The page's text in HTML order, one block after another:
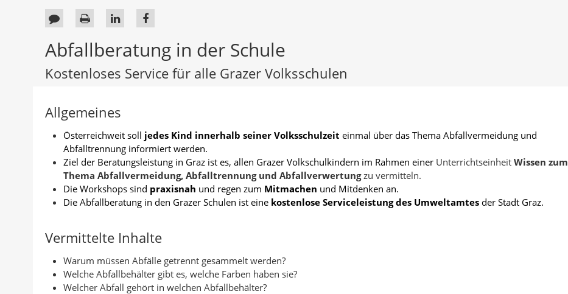
s
n
d
h
:
F
e
d
b
c
k
n
u
o
r
S
i
e
r
u
c
k
e
n
A
f
i
k
e
d
I
n
t
l
e
n
A
f
a
b
o
o
k
t
l
e
n
Abfallberatung in der Schule
Kostenloses Service für alle Grazer Volksschulen
Allgemeines
Österreichweit soll jedes Kind innerhalb seiner Volksschulzeit einmal über das Thema Abfallvermeidung und
Abfalltrennung informiert werden.
Ziel der Beratungsleistung in Graz ist es, allen Grazer Volkschulkindern im Rahmen einer Unterrichtseinheit Wissen zum
Thema Abfallvermeidung, Abfalltrennung und Abfallverwertungzu vermitteln.
Die Workshops sind praxisnah und regen zum Mitmachen und Mitdenken an.
Die Abfallberatung in den Grazer Schulen ist eine kostenlose Serviceleistung des Umweltamtes der Stadt Graz.
Vermittelte Inhalte
Warum müssen Abfälle getrennt gesammelt werden?
Welche Abfallbehälter gibt es, welche Farben haben sie?
Welcher Abfall gehört in welchen Abfallbehälter?